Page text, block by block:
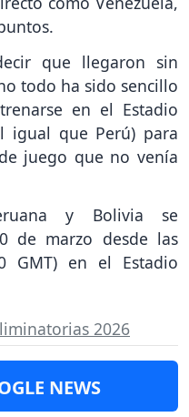
que llegaron sin
todo ha sido sencillo
en el Estadio
igual que Perú) para
juego que no venía
y Bolivia se
de marzo desde las
GMT) en el Estadio
2026
NEWS